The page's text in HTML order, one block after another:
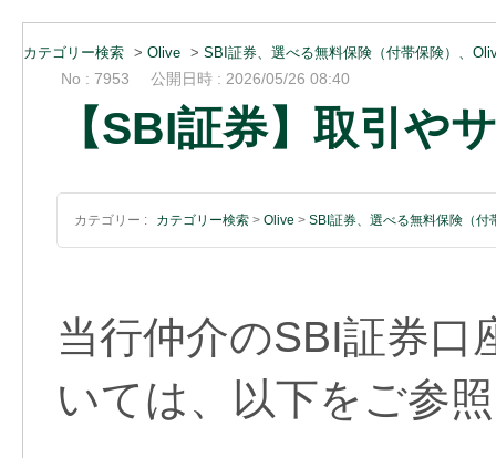
カテゴリー検索 > Olive > SBI証券、選べる無料保険（付帯保険）、
No : 7953 公開日時 : 2026/05/26 08:40
【SBI証券】取引や
カテゴリー : カテゴリー検索 > Olive > SBI証券、選べる無料保険（
当行仲介のSBI証券
いては、以下をご参